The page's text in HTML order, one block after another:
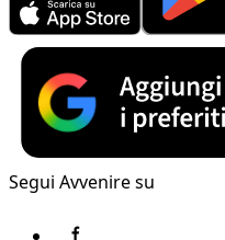
Segui Avvenire su